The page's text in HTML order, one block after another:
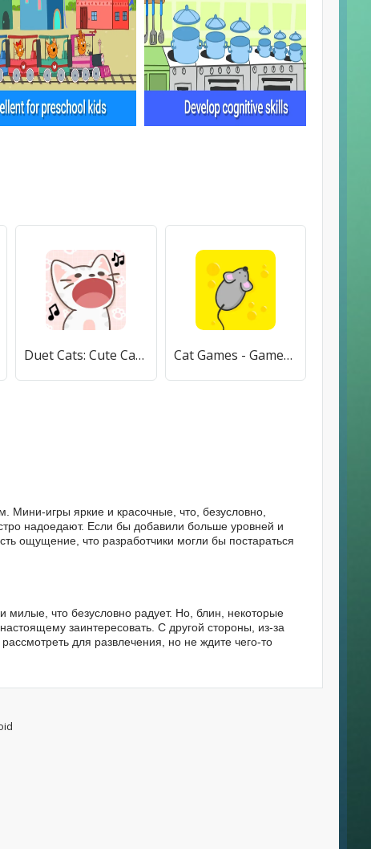
Duet Cats: Cute Cat Music (Дуэт Кэтс) [МОД Premium] APK Android Cat Games - Games For Cats [МОД Unlocked] APK Android
Мини-игры яркие и красочные, что, безусловно,
надоедают. Если бы добавили больше уровней и
ощущение, что разработчики могли бы постараться
что безусловно радует. Но, блин, некоторые
заинтересовать. С другой стороны, из-за
для развлечения, но не ждите чего-то